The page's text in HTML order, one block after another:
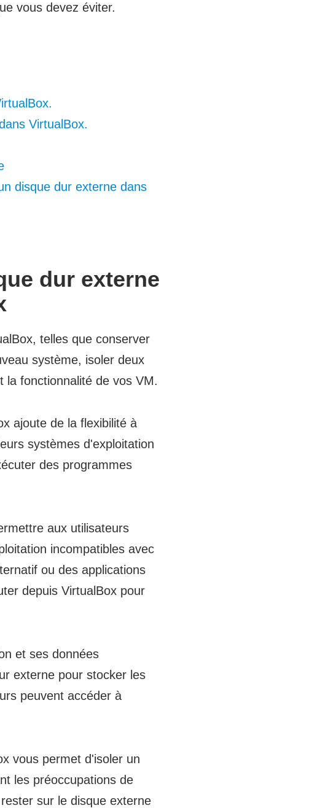
vous devez éviter.
VirtualBox.
disque dur externe dans
dur externe
telles que conserver
système, isoler deux
la fonctionnalité de vos VM.
ajoute de la flexibilité à
systèmes d'exploitation
des programmes
aux utilisateurs
incompatibles avec
ou des applications
depuis VirtualBox pour
et ses données
externe pour stocker les
peuvent accéder à
vous permet d'isoler un
les préoccupations de
sur le disque externe